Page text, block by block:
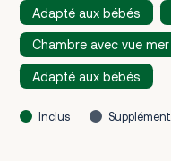
Adapté aux bébés
Chambre avec vue mer
Adapté aux bébés
Inclus Supplément